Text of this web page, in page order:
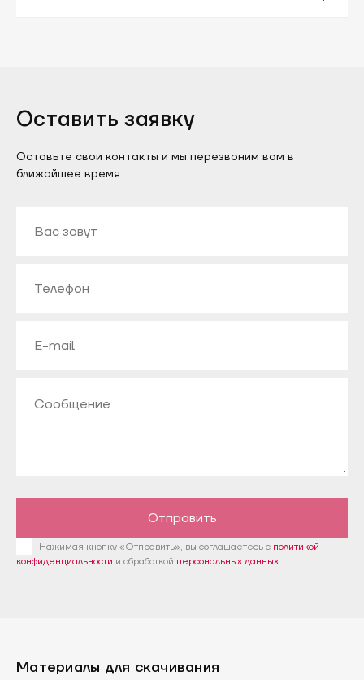
Оставить заявку
Оставьте свои контакты и мы перезвоним вам в
ближайшее время
Отправить
Нажимая кнопку «Отправить», вы соглашаетесь с политикой
конфиденциальности и обработкой персональных данных
Материалы для скачивания